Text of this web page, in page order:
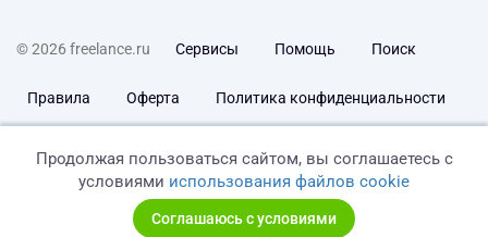
© 2026 freelance.ru Сервисы Помощь Поиск
Правила Оферта Политика конфиденциальности
Продолжая пользоваться сайтом, вы соглашаетесь с
условиями использования файлов cookie
Соглашаюсь с условиями